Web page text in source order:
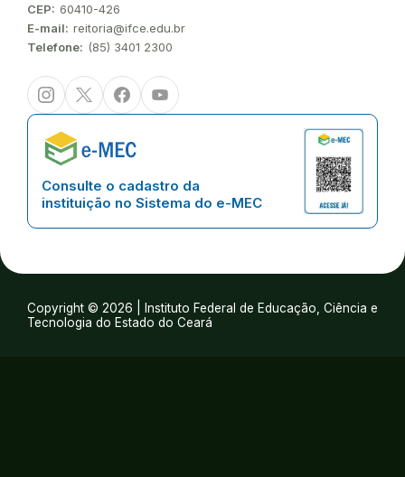
CEP: 60410-426
E-mail: reitoria@ifce.edu.br
Telefone: (85) 3401 2300
InstagramTwitter/XFacebookYoutube
Consulte o cadastro da
instituição no Sistema do e-MEC
Copyright © 2026 | Instituto Federal de Educação, Ciência e
Tecnologia do Estado do Ceará